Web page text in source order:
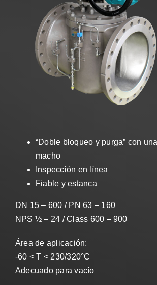
“Doble bloqueo y purga” con
macho
Inspección en línea
Fiable y estanca
DN 15 – 600 / PN 63 – 160
NPS ½ – 24 / Class 600 – 900
Área de aplicación:
-60 < T < 230/320°C
Adecuado para vacío